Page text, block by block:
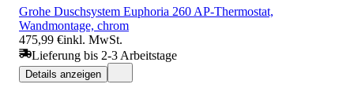
Grohe Duschsystem Euphoria 260 AP-Thermostat,
Wandmontage, chrom
475,99 €inkl. MwSt.
Lieferung bis 2-3 Arbeitstage
Details anzeigen